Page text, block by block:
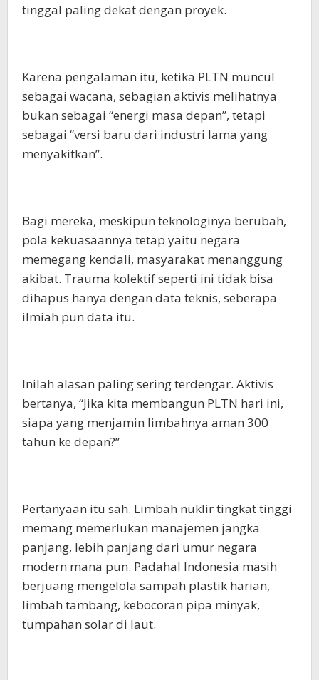
tinggal paling dekat dengan proyek.
Karena pengalaman itu, ketika PLTN muncul
sebagai wacana, sebagian aktivis melihatnya
bukan sebagai “energi masa depan”, tetapi
sebagai “versi baru dari industri lama yang
menyakitkan”.
Bagi mereka, meskipun teknologinya berubah,
pola kekuasaannya tetap yaitu negara
memegang kendali, masyarakat menanggung
akibat. Trauma kolektif seperti ini tidak bisa
dihapus hanya dengan data teknis, seberapa
ilmiah pun data itu.
Inilah alasan paling sering terdengar. Aktivis
bertanya, “Jika kita membangun PLTN hari ini,
siapa yang menjamin limbahnya aman 300
tahun ke depan?”
Pertanyaan itu sah. Limbah nuklir tingkat tinggi
memang memerlukan manajemen jangka
panjang, lebih panjang dari umur negara
modern mana pun. Padahal Indonesia masih
berjuang mengelola sampah plastik harian,
limbah tambang, kebocoran pipa minyak,
tumpahan solar di laut.